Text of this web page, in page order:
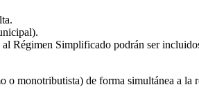
Régimen Simplificado podrán ser
o monotributista) de forma simultánea a